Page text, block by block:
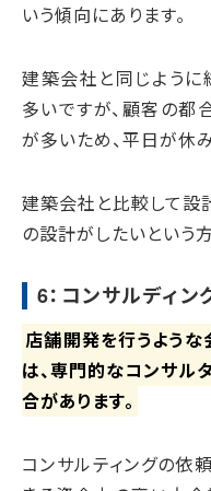
いう傾向にあります。
建築会社と同じよう
多いですが、顧客の都
が多いため、平日が休
建築会社と比較して設
の設計がしたいという
6：コンサルディン
店舗開発を行うような
は、専門的なコンサル
合があります。
コンサルティングの依